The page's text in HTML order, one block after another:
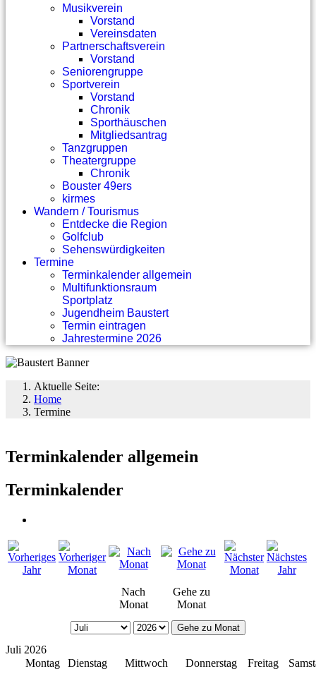
Musikverein
Vorstand
Vereinsdaten
Partnerschaftsverein
Vorstand
Seniorengruppe
Sportverein
Vorstand
Chronik
Sporthäuschen
Mitgliedsantrag
Tanzgruppen
Theatergruppe
Chronik
Bouster 49ers
kirmes
Wandern / Tourismus
Entdecke die Region
Golfclub
Sehenswürdigkeiten
Termine
Terminkalender allgemein
Multifunktionsraum
Sportplatz
Jugendheim Baustert
Termin eintragen
Jahrestermine 2026
Aktuelle Seite:
Home
Termine
Terminkalender allgemein
Terminkalender
Nach
Monat
Gehe zu
Monat
Gehe zu Monat
Juli 2026
Montag
Dienstag Mittwoch Donnerstag Freitag